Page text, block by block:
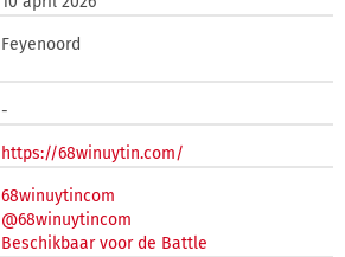
Feyenoord
-
https://68winuytin.com/
68winuytincom
@68winuytincom
Beschikbaar voor de Battle